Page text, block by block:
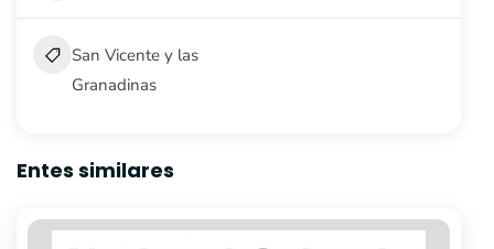
San Vicente y las
Granadinas
Entes similares